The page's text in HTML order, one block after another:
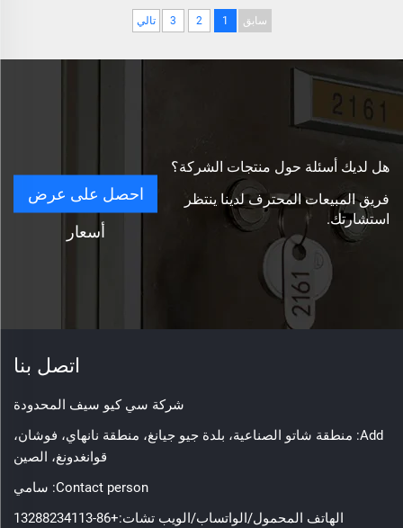
سابق 1
2
3 تالي
هل لديك أسئلة حول منتجات الشركة؟
فريق المبيعات المحترف لدينا ينتظر
استشارتك.
احصل على عرض
أسعار
اتصل بنا
شركة سي كيو سيف المحدودة
Add: منطقة شاتو الصناعية، بلدة جيو جيانغ، منطقة نانهاي، فوشان،
قوانغدونغ، الصين
Contact person: سامي
الهاتف المحمول/الواتساب/الويب تشات:+86-13288234113